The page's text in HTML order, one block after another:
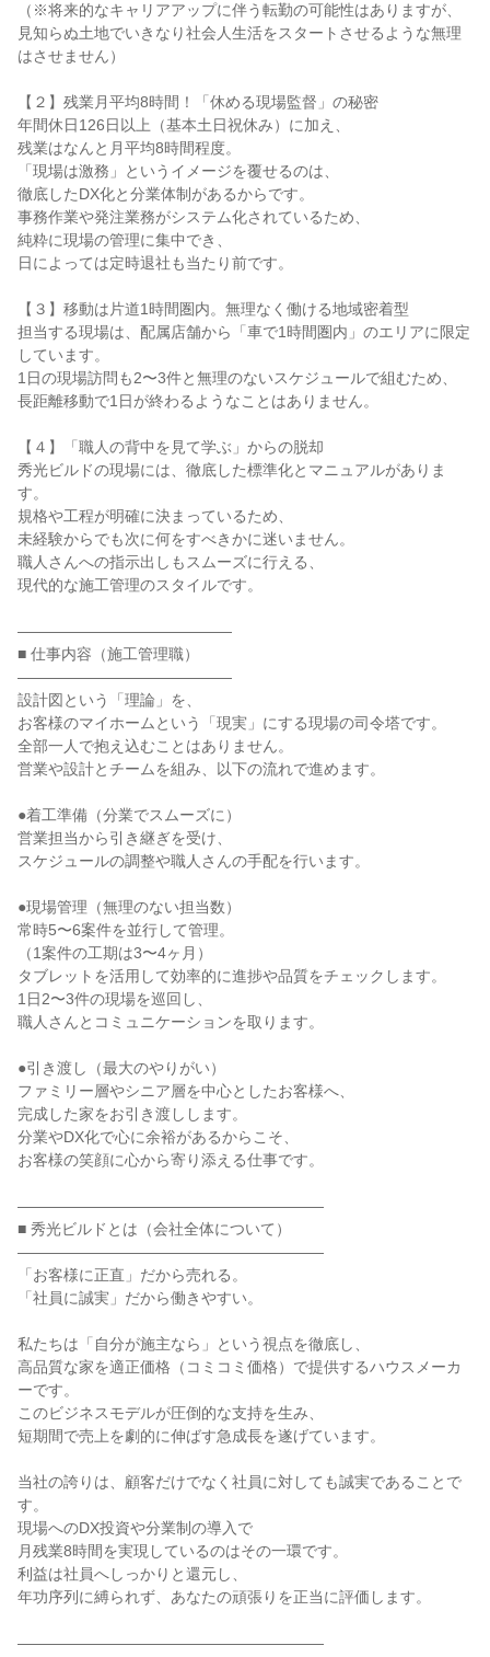
（※将来的なキャリアアップに伴う転勤の可能性はありますが、
見知らぬ土地でいきなり社会人生活をスタートさせるような無理
はさせません）
【２】残業月平均8時間！「休める現場監督」の秘密
年間休日126日以上（基本土日祝休み）に加え、
残業はなんと月平均8時間程度。
「現場は激務」というイメージを覆せるのは、
徹底したDX化と分業体制があるからです。
事務作業や発注業務がシステム化されているため、
純粋に現場の管理に集中でき、
日によっては定時退社も当たり前です。
【３】移動は片道1時間圏内。無理なく働ける地域密着型
担当する現場は、配属店舗から「車で1時間圏内」のエリアに限定
しています。
1日の現場訪問も2〜3件と無理のないスケジュールで組むため、
長距離移動で1日が終わるようなことはありません。
【４】「職人の背中を見て学ぶ」からの脱却
秀光ビルドの現場には、徹底した標準化とマニュアルがありま
す。
規格や工程が明確に決まっているため、
未経験からでも次に何をすべきかに迷いません。
職人さんへの指示出しもスムーズに行える、
現代的な施工管理のスタイルです。
――――――――――――――
■ 仕事内容（施工管理職）
――――――――――――――
設計図という「理論」を、
お客様のマイホームという「現実」にする現場の司令塔です。
全部一人で抱え込むことはありません。
営業や設計とチームを組み、以下の流れで進めます。
●着工準備（分業でスムーズに）
営業担当から引き継ぎを受け、
スケジュールの調整や職人さんの手配を行います。
●現場管理（無理のない担当数）
常時5〜6案件を並行して管理。
（1案件の工期は3〜4ヶ月）
タブレットを活用して効率的に進捗や品質をチェックします。
1日2〜3件の現場を巡回し、
職人さんとコミュニケーションを取ります。
●引き渡し（最大のやりがい）
ファミリー層やシニア層を中心としたお客様へ、
完成した家をお引き渡しします。
分業やDX化で心に余裕があるからこそ、
お客様の笑顔に心から寄り添える仕事です。
――――――――――――――――――――
■ 秀光ビルドとは（会社全体について）
――――――――――――――――――――
「お客様に正直」だから売れる。
「社員に誠実」だから働きやすい。
私たちは「自分が施主なら」という視点を徹底し、
高品質な家を適正価格（コミコミ価格）で提供するハウスメーカ
ーです。
このビジネスモデルが圧倒的な支持を生み、
短期間で売上を劇的に伸ばす急成長を遂げています。
当社の誇りは、顧客だけでなく社員に対しても誠実であることで
す。
現場へのDX投資や分業制の導入で
月残業8時間を実現しているのはその一環です。
利益は社員へしっかりと還元し、
年功序列に縛られず、あなたの頑張りを正当に評価します。
――――――――――――――――――――